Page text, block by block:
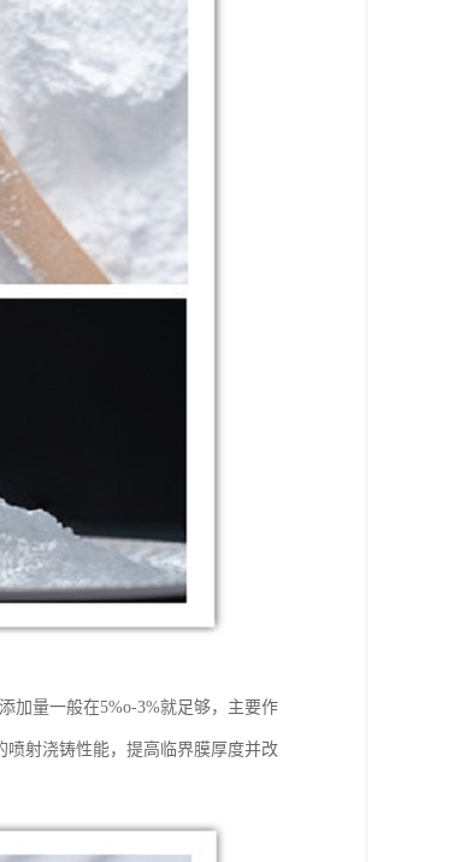
加量一般在5%o-3%就足够，主要作
射浇铸性能，提高临界膜厚度并改